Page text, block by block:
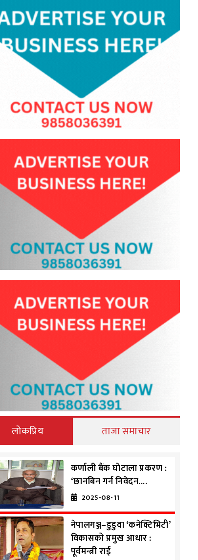
लोकप्रिय ताजा समाचार
कर्णाली बैंक घोटाला प्रकरण :
‘छानबिन गर्न निवेदन....
2025-08-11
नेपालगञ्ज–डुडुवा ‘कनेक्टिभिटी’
विकासको प्रमुख आधार :
पूर्वमन्त्री राई